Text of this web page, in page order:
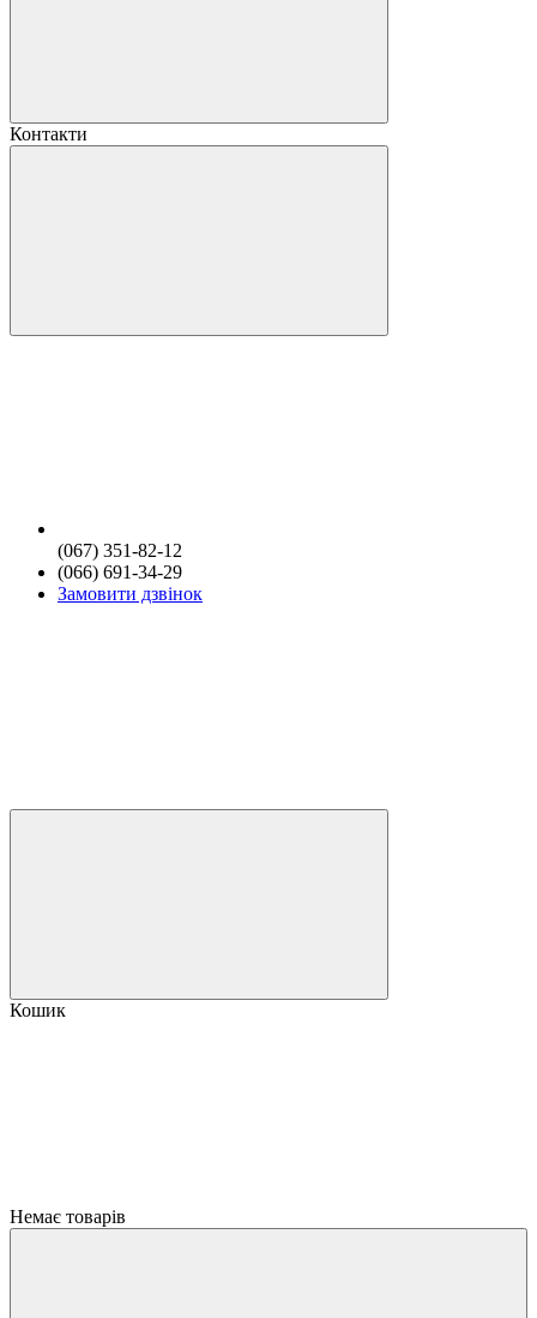
Контакти
(067) 351-82-12
(066) 691-34-29
Замовити дзвінок
Кошик
Немає товарів